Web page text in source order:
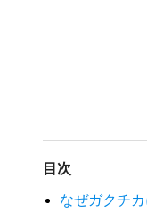
目次
なぜガクチ